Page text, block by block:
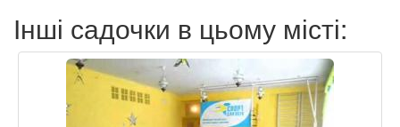
Інші садочки в цьому місті: